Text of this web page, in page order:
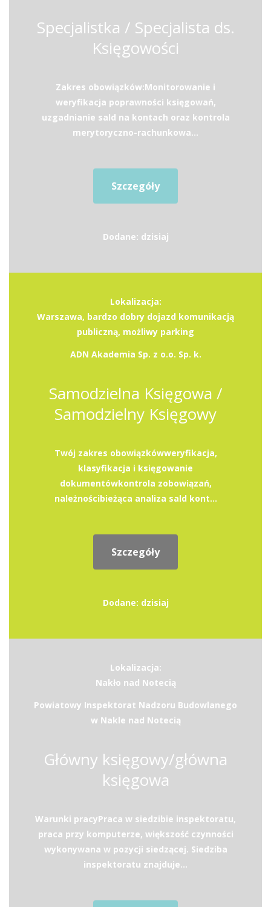
Specjalistka / Specjalista ds.
Księgowości
Zakres obowiązków:Monitorowanie i
weryfikacja poprawności księgowań,
uzgadnianie sald na kontach oraz kontrola
merytoryczno-rachunkowa...
Szczegóły
Dodane: dzisiaj
Lokalizacja:
Warszawa, bardzo dobry dojazd komunikacją
publiczną, możliwy parking
ADN Akademia Sp. z o.o. Sp. k.
Samodzielna Księgowa /
Samodzielny Księgowy
Twój zakres obowiązkówweryfikacja,
klasyfikacja i księgowanie
dokumentówkontrola zobowiązań,
należnościbieżąca analiza sald kont...
Szczegóły
Dodane: dzisiaj
Lokalizacja:
Nakło nad Notecią
Powiatowy Inspektorat Nadzoru Budowlanego
w Nakle nad Notecią
Główny księgowy/główna
księgowa
Warunki pracyPraca w siedzibie inspektoratu,
praca przy komputerze, większość czynności
wykonywana w pozycji siedzącej. Siedziba
inspektoratu znajduje...